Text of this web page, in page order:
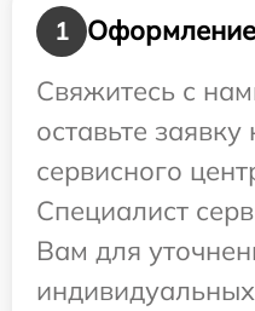
1
Свяжитесь с
оставьте заявку
сервисного
Специалист
Вам для